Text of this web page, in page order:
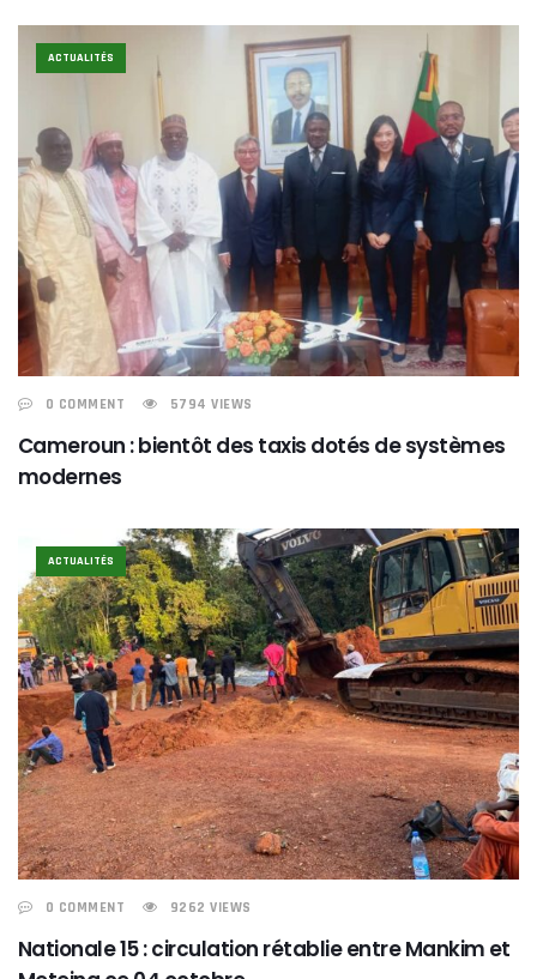
ACTUALITÉS
0 COMMENT 5794 VIEWS
Cameroun : bientôt des taxis dotés de systèmes
modernes
ACTUALITÉS
0 COMMENT 9262 VIEWS
Nationale 15 : circulation rétablie entre Mankim et